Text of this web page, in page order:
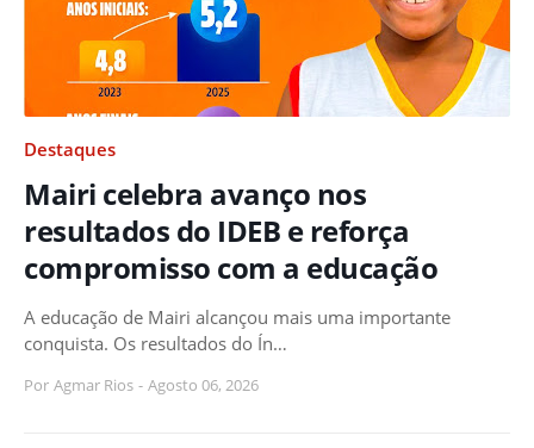
Destaques
Mairi celebra avanço nos
resultados do IDEB e reforça
compromisso com a educação
A educação de Mairi alcançou mais uma importante
conquista. Os resultados do Ín…
Por Agmar Rios - Agosto 06, 2026